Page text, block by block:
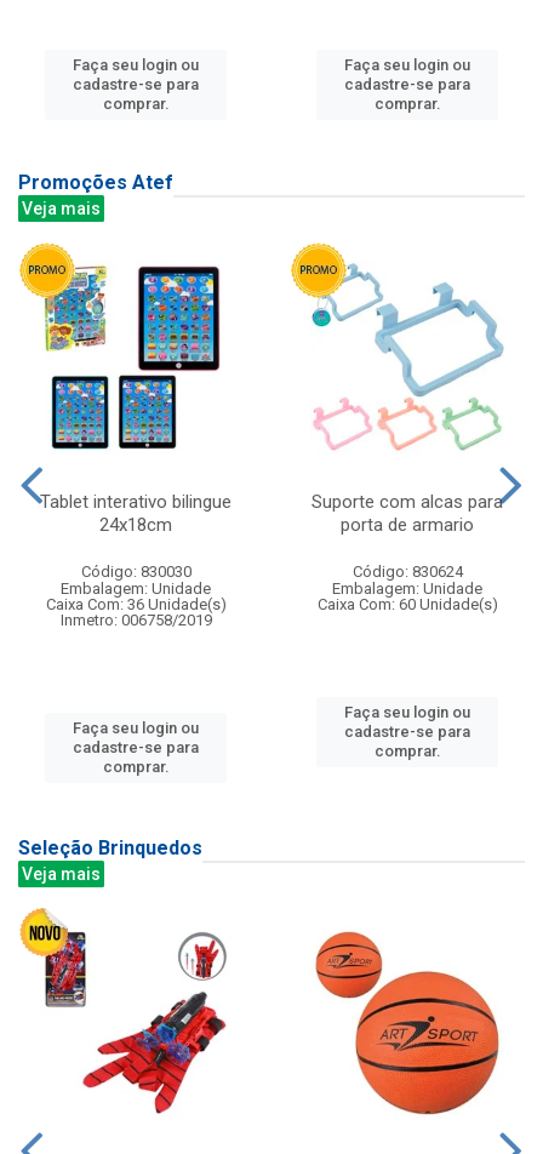
Faça seu login ou
cadastre-se para
comprar.
Faça seu login ou
cadastre-se para
comprar.
Promoções Atef
Veja mais
Tablet interativo bilingue
24x18cm
Código: 830030
Embalagem: Unidade
Caixa Com: 36 Unidade(s)
Inmetro: 006758/2019
Faça seu login ou
cadastre-se para
comprar.
Suporte com alcas para
porta de armario
Código: 830624
Embalagem: Unidade
Caixa Com: 60 Unidade(s)
Faça seu login ou
cadastre-se para
comprar.
Seleção Brinquedos
Veja mais